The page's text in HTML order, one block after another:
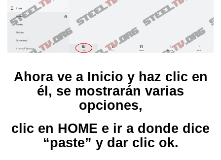
Ahora ve a Inicio y haz clic en
él, se mostrarán varias
opciones,
clic en HOME e ir a donde dice
“paste” y dar clic ok.